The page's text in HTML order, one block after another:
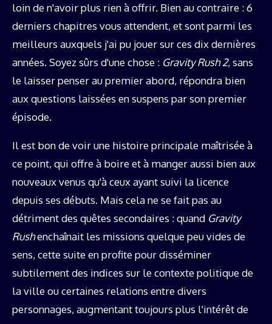
loin de n'avoir plus rien à offrir. Bien au contraire : 6
derniers chapitres vous attendent, et sont parmi les
meilleurs auxquels j'ai pu jouer sur ces dix dernières
années. Soyez sûrs d'une chose : Gravity Rush 2, sans
le laisser penser au premier abord, répondra bien
aux questions laissées en suspens par son premier
épisode.
Il est bon de voir une histoire principale maîtrisée à
ce point, qui offre à boire et à manger aussi bien aux
nouveaux venus qu'à ceux ayant suivi la licence
depuis ses débuts. Mais cela ne se fait pas au
détriment des quêtes secondaires : quand Gravity
Rushenchaînait les missions quelque peu vides de
sens, cette suite en profite pour disséminer
subtilement des indices sur le contexte politique de
la ville ou certaines relations entre divers
personnages, augmentant toujours plus l'intérêt de